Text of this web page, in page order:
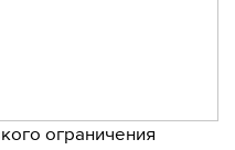
ограничения